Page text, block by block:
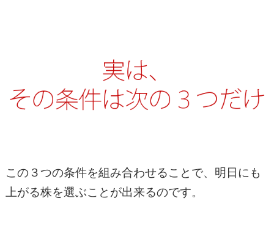
この３つの条件を組み合わせることで、明日にも
上がる株を選ぶことが出来るのです。